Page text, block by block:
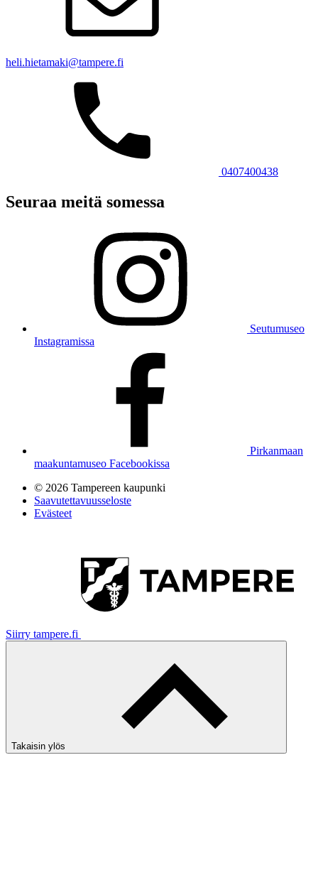
heli.hietamaki@tampere.fi
0407400438
Seuraa meitä somessa
Seutumuseo
Instagramissa
Pirkanmaan
maakuntamuseo Facebookissa
© 2026 Tampereen kaupunki
Saavutettavuusseloste
Evästeet
Siirry tampere.fi
Takaisin ylös